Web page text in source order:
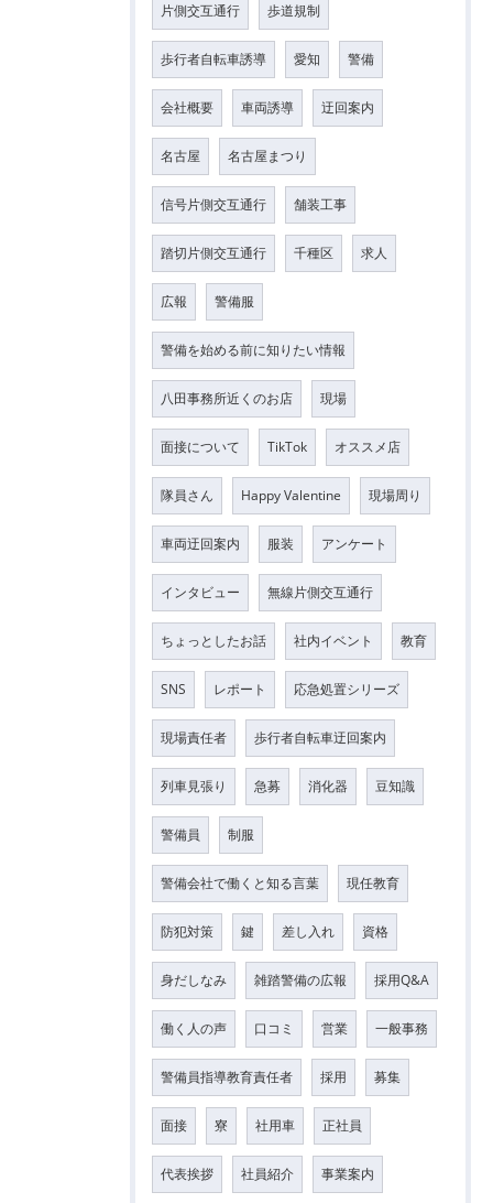
片側交互通行 歩道規制
歩行者自転車誘導 愛知 警備
会社概要 車両誘導 迂回案内
名古屋 名古屋まつり
信号片側交互通行 舗装工事
踏切片側交互通行 千種区 求人
広報 警備服
警備を始める前に知りたい情報
八田事務所近くのお店 現場
面接について TikTok オススメ店
隊員さん Happy Valentine 現場周り
車両迂回案内 服装 アンケート
インタビュー 無線片側交互通行
ちょっとしたお話 社内イベント 教育
SNS レポート 応急処置シリーズ
現場責任者 歩行者自転車迂回案内
列車見張り 急募 消化器 豆知識
警備員 制服
警備会社で働くと知る言葉 現任教育
防犯対策 鍵 差し入れ 資格
身だしなみ 雑踏警備の広報 採用Q&A
働く人の声 口コミ 営業 一般事務
警備員指導教育責任者 採用 募集
面接 寮 社用車 正社員
代表挨拶 社員紹介 事業案内